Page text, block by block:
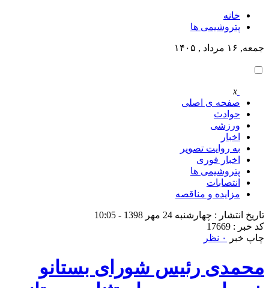
خانه
پتروشيمى ها
جمعه, ۱۶ مرداد , ۱۴۰۵
x
صفحه ی اصلی
حوادث
ورزشی
اخبار
به روایت تصویر
اخبار فوری
پتروشيمى ها
انتصابات
مزایده و مناقصه
تاریخ انتشار : چهارشنبه 24 مهر 1398 - 10:05
کد خبر : 17669
چاپ خبر
۰ نظر
محمدی رئیس شورای بستانو